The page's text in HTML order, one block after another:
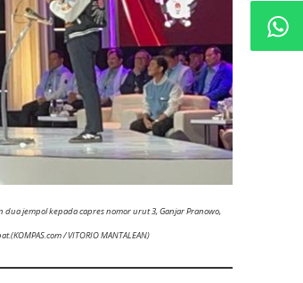
jempol kepada capres nomor urut 3, Ganjar Pranowo,
/ VITORIO MANTALEAN)